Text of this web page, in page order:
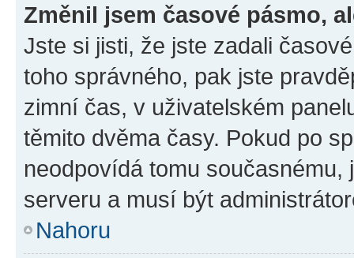
Změnil jsem časové pásmo,
Jste si jisti, že jste zadali
toho správného, pak jste
zimní čas, v uživatelském
těmito dvěma časy. Pokud po
neodpovídá tomu
serveru a musí být
Nahoru